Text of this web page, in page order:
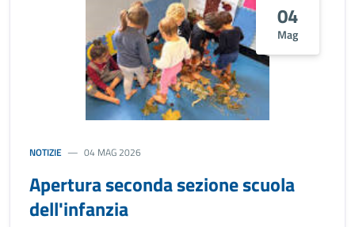
04
Mag
NOTIZIE 04 MAG 2026
Apertura seconda sezione scuola
dell'infanzia